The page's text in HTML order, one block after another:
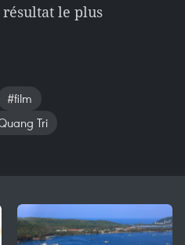
le plus
#film
Tri